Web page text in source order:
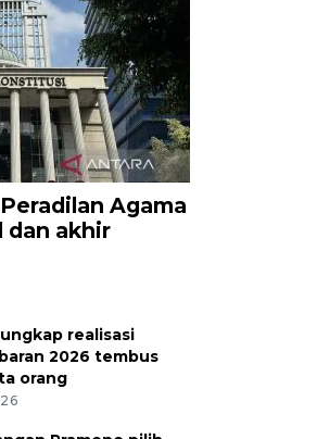
Agama
dan akhir
realisasi
2026 tembus
orang